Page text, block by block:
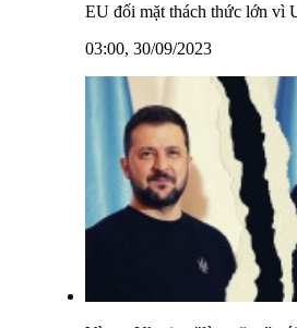
EU đối mặt thách thức lớn vì
03:00, 30/09/2023